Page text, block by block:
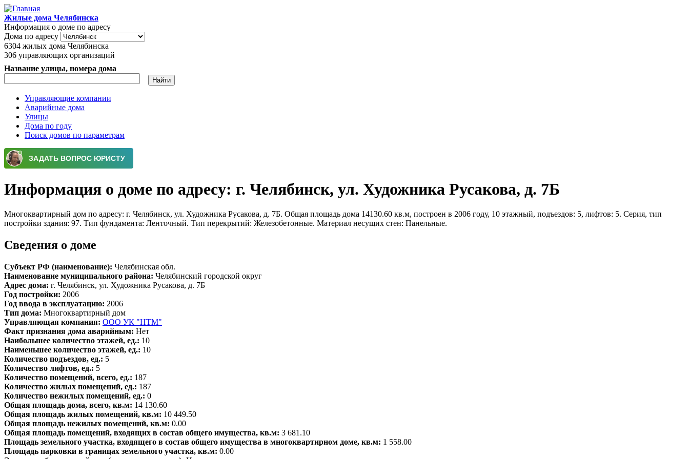
Перейти к основному содержанию
Жилые дома Челябинска
Информация о доме по адресу
Дома по адресу
6304 жилых дома Челябинска
306 управляющих организаций
Название улицы, номера дома
Главное меню
Управляющие компании
Аварийные дома
Улицы
Дома по году
Поиск домов по параметрам
Информация о доме по адресу: г. Челябинск, ул. Художника Русакова, д. 7Б
Многоквартирный дом по адресу: г. Челябинск, ул. Художника Русакова, д. 7Б. Общая площадь дома 14130.60 кв.м, построен в 2006 году, 10 этажный, подъездов: 5, лифтов: 5. Серия, тип
постройки здания: 97. Тип фундамента: Ленточный. Тип перекрытий: Железобетонные. Материал несущих стен: Панельные.
Сведения о доме
Субъект РФ (наименование): Челябинская обл.
Наименование муниципального района: Челябинский городской округ
Адрес дома: г. Челябинск, ул. Художника Русакова, д. 7Б
Год постройки: 2006
Год ввода в эксплуатацию: 2006
Тип дома: Многоквартирный дом
Управляющая компания: ООО УК "НТМ"
Факт признания дома аварийным: Нет
Наибольшее количество этажей, ед.: 10
Наименьшее количество этажей, ед.: 10
Количество подъездов, ед.: 5
Количество лифтов, ед.: 5
Количество помещений, всего, ед.: 187
Количество жилых помещений, ед.: 187
Количество нежилых помещений, ед.: 0
Общая площадь дома, всего, кв.м: 14 130.60
Общая площадь жилых помещений, кв.м: 10 449.50
Общая площадь нежилых помещений, кв.м: 0.00
Общая площадь помещений, входящих в состав общего имущества, кв.м: 3 681.10
Площадь земельного участка, входящего в состав общего имущества в многоквартирном доме, кв.м: 1 558.00
Площадь парковки в границах земельного участка, кв.м: 0.00